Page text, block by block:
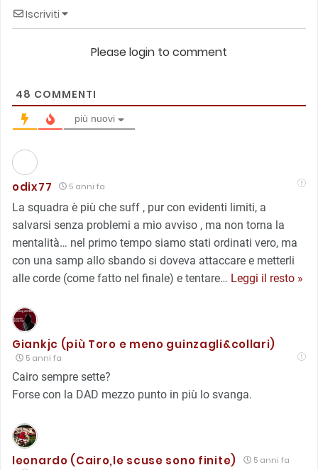
Iscriviti
Please login to comment
48 COMMENTI
più nuovi
odix77 5 anni fa
La squadra è più che suff , pur con evidenti limiti, a
salvarsi senza problemi a mio avviso , ma non torna la
mentalità… nel primo tempo siamo stati ordinati vero, ma
con una samp allo sbando si doveva attaccare e metterli
alle corde (come fatto nel finale) e tentare… Leggi il resto »
Giankjc (più Toro e meno guinzagli&collari)
5 anni fa
Cairo sempre sette?
Forse con la DAD mezzo punto in più lo svanga.
leonardo (Cairo,le scuse sono finite) 5 anni fa